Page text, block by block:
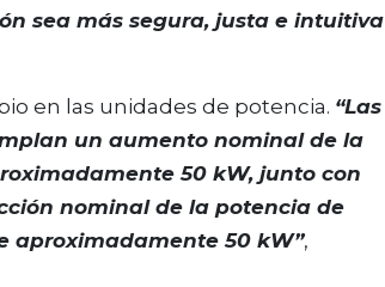
sea más segura, justa e intuitiva
en las unidades de potencia. “Las
un aumento nominal de la
50 kW, junto con
nominal de la potencia de
aproximadamente 50 kW”,